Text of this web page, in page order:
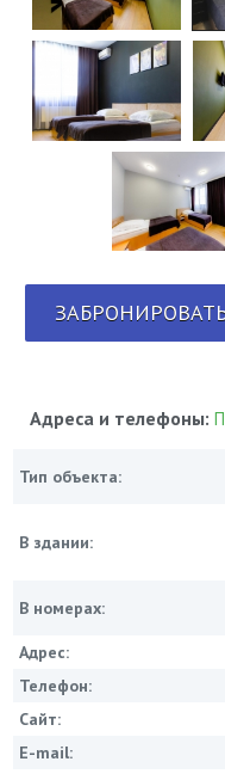
Адреса и телефоны:
Тип объекта:
В здании:
В номерах:
Адрес:
Телефон:
Сайт:
E-mail: